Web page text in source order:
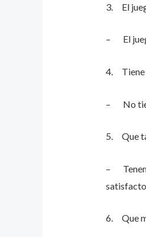
3. El
– El
4. Tiene
– No
5. Que
–
6. Que